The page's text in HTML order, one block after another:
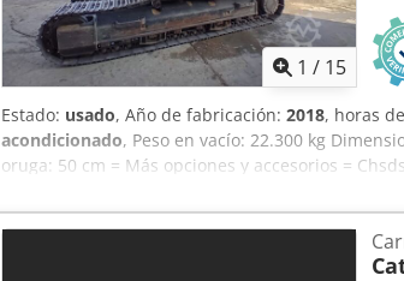
1 / 15
Estado: usado, Año de fabricación: 2018, horas
acondicionado, Peso en vacío: 22.300 kg
oruga: 50 cm = Más opciones y accesorios =
Ubicación: Casarrubios del monte (Toledo)
IHC a la venta. Excavadora diseñada para
disminuir su rendimiento. Tipología: Orugas
9.450 mm Altura excav: 9.240 mm Profundidad